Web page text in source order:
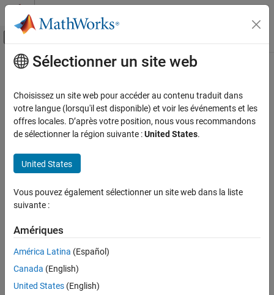
Passer au contenu
Activer/désactiver l'affichage du menu
Accueil de la documentation
Contenu principal
How useful was this information?
Sélectionner un site web
Choisissez un site web pour accéder au contenu traduit dans
votre langue (lorsqu'il est disponible) et voir les événements et les
offres locales. D’après votre position, nous vous recommandons
de sélectionner la région suivante :United States.
United States
Vous pouvez également sélectionner un site web dans la liste
suivante :
Amériques
América Latina (Español)
Canada (English)
United States (English)